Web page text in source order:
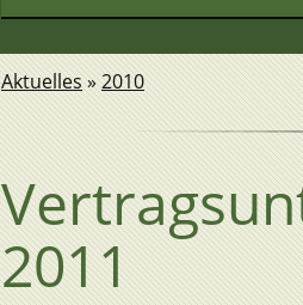
Aktuelles »2010
2011